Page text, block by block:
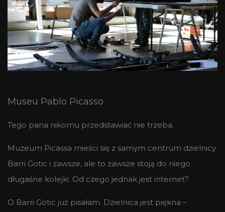
Museu Pablo Picasso
Tego pana nikomu przedstawiać nie trzeba.
Muzeum Picassa mieści się z samym centrum dzielnicy
Barri Gotic i zawsze, ale to zawsze stoją do niego
długaśne kolejki. Od czego jednak jest internet?
O Barri Gotic już pisałam. Dzielnica jest piękna –